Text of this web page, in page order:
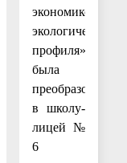
экономико-
экологического
профиля»
была
преобразована
в школу-
лицей №
6